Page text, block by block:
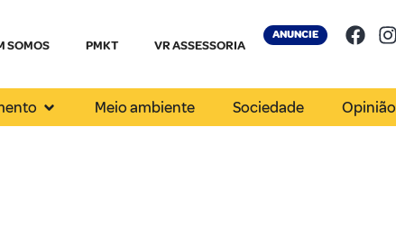
SOMOS PMKT VR ASSESSORIA
ANUNCIE
Meio ambiente Sociedade Opinião